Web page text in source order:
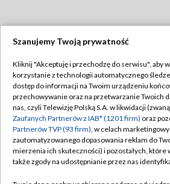
TVP
Abonament TVP
Emisja w TVP
Centrum informacji TVP
Naziemna Telewizja Cyfrowa
Regulamin
Polityka
Moje zgody
Pomoc
Szanujemy Twoją prywatność
Kliknij "Akceptuję i przechodzę do serwisu", aby
korzystanie z technologii automatycznego
dostęp do informacji na Twoim urządzeniu
przechowywanie oraz na przetwarzanie Twoich
nas, czyli Telewizję Polską S.A. w likwidacji
Zaufanych Partnerów z IAB* (1201 firm) oraz
Partnerów TVP (93 firm), w celach
zautomatyzowanego dopasowania reklam do
mierzenia ich skuteczności) i pozostałych, które
także zgody na udostępnianie przez nas